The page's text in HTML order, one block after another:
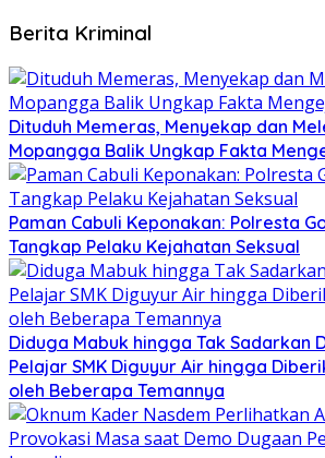
Berita Kriminal
Dituduh Memeras, Menyekap dan
Mopangga Balik Ungkap Fakta
Paman Cabuli Keponakan: Polresta
Tangkap Pelaku Kejahatan Seksual
Diduga Mabuk hingga Tak Sadarkan
Pelajar SMK Diguyur Air hingga
oleh Beberapa Temannya